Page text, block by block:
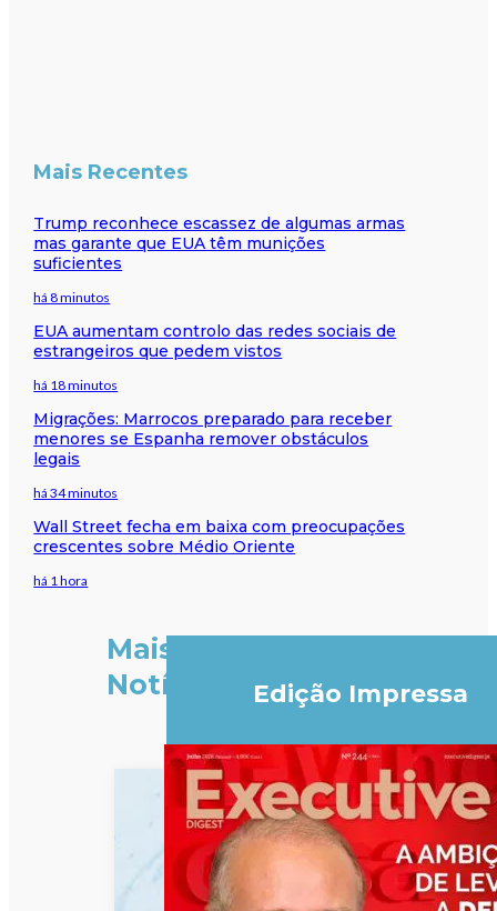
Mais Recentes
Trump reconhece escassez de algumas armas
mas garante que EUA têm munições
suficientes
há 8 minutos
EUA aumentam controlo das redes sociais de
estrangeiros que pedem vistos
há 18 minutos
Migrações: Marrocos preparado para receber
menores se Espanha remover obstáculos
legais
há 34 minutos
Wall Street fecha em baixa com preocupações
crescentes sobre Médio Oriente
há 1 hora
Mais
Notícias
Edição Impressa